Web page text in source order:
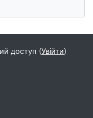
доступ (Увійти)